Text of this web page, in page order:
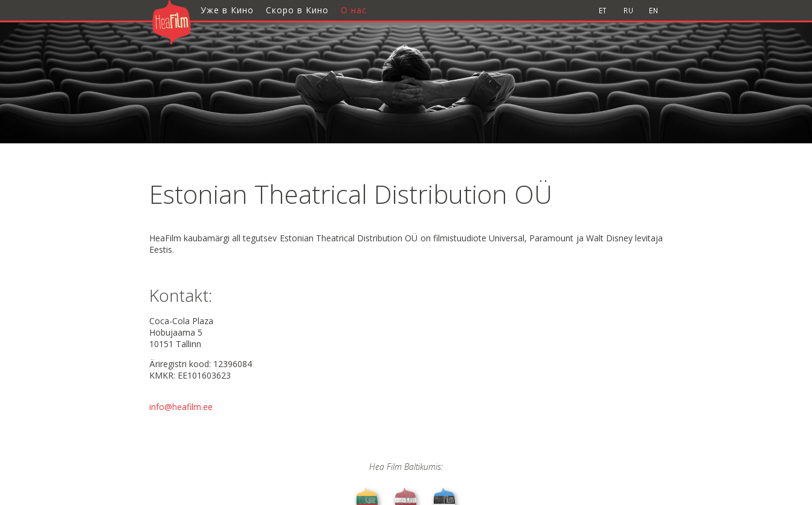
Уже в Кино Скоро в Кино О нас
Estonian Theatrical Distribution OÜ
HeaFilm kaubamärgi all tegutsev Estonian Theatrical Distribution OÜ on filmistuudiote Universal, Paramount ja Walt Disney levitaja
Eestis.
Kontakt:
Coca-Cola Plaza
Hobujaama 5
10151 Tallinn
Äriregistri kood: 12396084
KMKR: EE101603623
info@heafilm.ee
Hea Film Baltikumis: